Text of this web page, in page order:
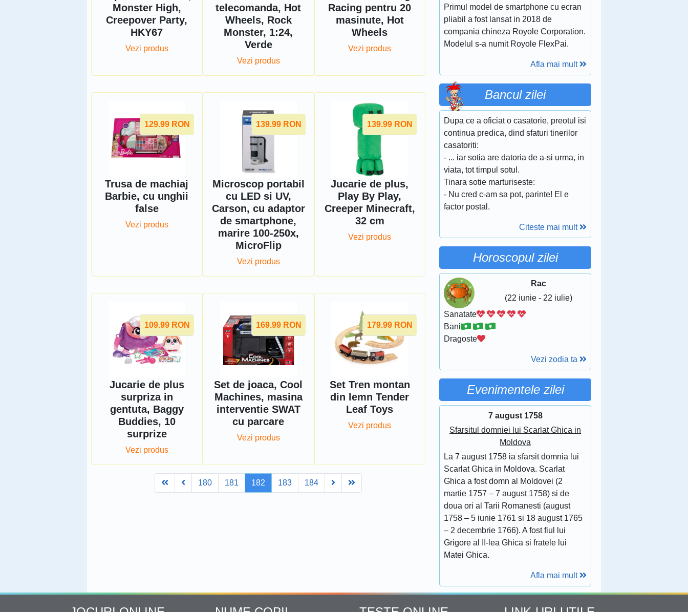
Monster High,
Creepover Party,
HKY67
Vezi produs
telecomanda, Hot
Wheels, Rock
Monster, 1:24,
Verde
Vezi produs
Racing pentru 20
masinute, Hot
Wheels
Vezi produs
129.99 RON
Trusa de machiaj
Barbie, cu unghii
false
Vezi produs
139.99 RON
Microscop portabil
cu LED si UV,
Carson, cu adaptor
de smartphone,
marire 100-250x,
MicroFlip
Vezi produs
139.99 RON
Jucarie de plus,
Play By Play,
Creeper Minecraft,
32 cm
Vezi produs
109.99 RON
Jucarie de plus
surpriza in
gentuta, Baggy
Buddies, 10
surprize
Vezi produs
169.99 RON
Set de joaca, Cool
Machines, masina
interventie SWAT
cu parcare
Vezi produs
179.99 RON
Set Tren montan
din lemn Tender
Leaf Toys
Vezi produs
FirstPrev180 181 182 183 184 Next
Primul model de smartphone cu ecran
pliabil a fost lansat in 2018 de
compania chineza Royole Corporation.
Modelul s-a numit Royole FlexPai.
Afla mai mult
Bancul zilei
Dupa ce a oficiat o casatorie, preotul isi
continua predica, dind sfaturi tinerilor
casatoriti:
- ... iar sotia are datoria de a-si urma, in
viata, tot timpul sotul.
Tinara sotie marturiseste:
- Nu cred c-am sa pot, parinte! El e
factor postal.
Citeste mai mult
Horoscopul zilei
Rac
(22 iunie - 22 iulie)
Sanatate
Bani
Dragoste
Vezi zodia ta
Evenimentele zilei
7 august 1758
Sfarsitul domniei lui Scarlat Ghica in
Moldova
La 7 august 1758 ia sfarsit domnia lui
Scarlat Ghica in Moldova. Scarlat
Ghica a fost domn al Moldovei (2
martie 1757 – 7 august 1758) si de
doua ori al Tarii Romanesti (august
1758 – 5 iunie 1761 si 18 august 1765
– 2 decembrie 1766). A fost fiul lui
Grigore al II-lea Ghica si fratele lui
Matei Ghica.
Afla mai mult